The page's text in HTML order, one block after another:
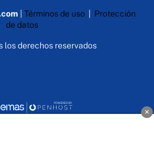
Términos de uso| Protección
de datos
los derechos reservados
×